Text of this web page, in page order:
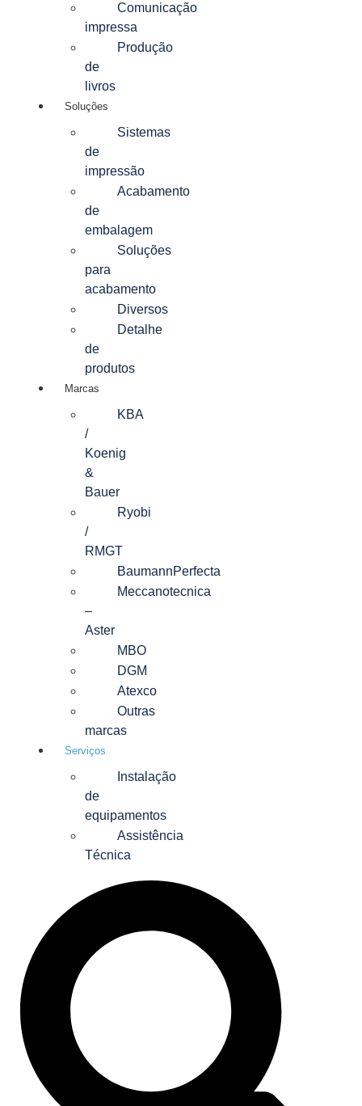
Comunicação
impressa
Produção
de
livros
Soluções
Sistemas
de
impressão
Acabamento
de
embalagem
Soluções
para
acabamento
Diversos
Detalhe
de
produtos
Marcas
KBA
/
Koenig
&
Bauer
Ryobi
/
RMGT
BaumannPerfecta
Meccanotecnica
–
Aster
MBO
DGM
Atexco
Outras
marcas
Serviços
Instalação
de
equipamentos
Assistência
Técnica